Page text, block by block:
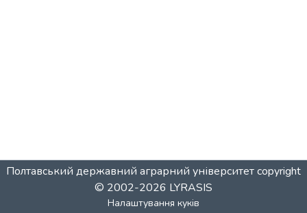
Полтавський державний аграрний університетcopyright
© 2002-2026 LYRASIS
Налаштування куків